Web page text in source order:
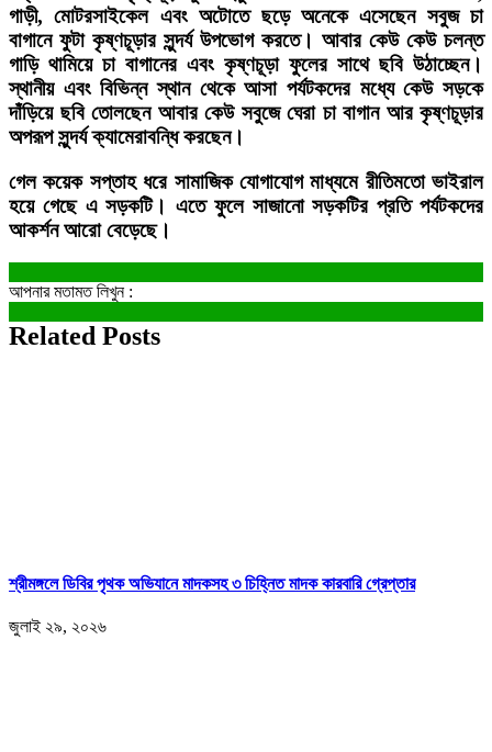
গাড়ী, মোটরসাইকেল এবং অটোতে ছড়ে অনেকে এসেছেন সবুজ চা
বাগানে ফুটা কৃষ্ণচূড়ার সুন্দর্য উপভোগ করতে। আবার কেউ কেউ চলন্ত
গাড়ি থামিয়ে চা বাগানের এবং কৃষ্ণচূড়া ফুলের সাথে ছবি উঠাচ্ছেন।
স্থানীয় এবং বিভিন্ন স্থান থেকে আসা পর্যটকদের মধ্যে কেউ সড়কে
দাঁড়িয়ে ছবি তোলছেন আবার কেউ সবুজে ঘেরা চা বাগান আর কৃষ্ণচূড়ার
অপরূপ সুন্দর্য ক্যামেরাবন্ধি করছেন।
গেল কয়েক সপ্তাহ ধরে সামাজিক যোগাযোগ মাধ্যমে রীতিমতো ভাইরাল
হয়ে গেছে এ সড়কটি। এতে ফুলে সাজানো সড়কটির প্রতি পর্যটকদের
আকর্শন আরো বেড়েছে।
আপনার মতামত লিখুন :
Related Posts
শ্রীমঙ্গলে ডিবির পৃথক অভিযানে মাদকসহ ৩ চিহ্নিত মাদক কারবারি গ্রেপ্তার
জুলাই ২৯, ২০২৬